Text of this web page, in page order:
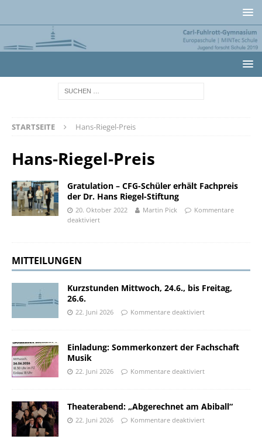
STARTSEITE Hans-Riegel-Preis
Hans-Riegel-Preis
Gratulation – CFG-Schüler erhält Fachpreis
der Dr. Hans Riegel-Stiftung
20. Oktober 2022 Martin Pick
Kommentare
deaktiviert
MITTEILUNGEN
Kurzstunden Mittwoch, 24.6., bis Freitag,
26.6.
22. Juni 2026 Kommentare deaktiviert
Einladung: Sommerkonzert der Fachschaft
Musik
22. Juni 2026 Kommentare deaktiviert
Theaterabend: „Abgerechnet am Abiball“
22. Juni 2026 Kommentare deaktiviert